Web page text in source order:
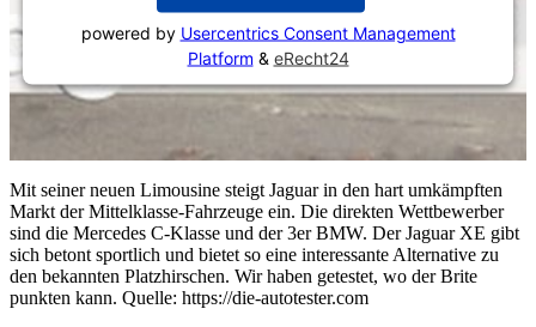
powered by Usercentrics Consent Management
Platform & eRecht24
Mit seiner neuen Limousine steigt Jaguar in den hart umkämpften
Markt der Mittelklasse-Fahrzeuge ein. Die direkten Wettbewerber
sind die Mercedes C-Klasse und der 3er BMW. Der Jaguar XE gibt
sich betont sportlich und bietet so eine interessante Alternative zu
den bekannten Platzhirschen. Wir haben getestet, wo der Brite
punkten kann. Quelle: https://die-autotester.com